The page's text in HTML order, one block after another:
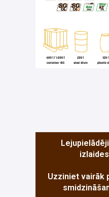
Uzziniet vairāk